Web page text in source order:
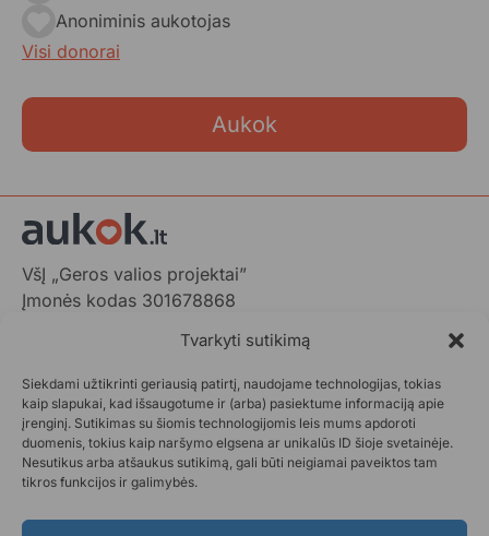
Tvarkyti sutikimą
Siekdami užtikrinti geriausią patirtį, naudojame technologijas, tokias
kaip slapukai, kad išsaugotume ir (arba) pasiektume informaciją apie
įrenginį. Sutikimas su šiomis technologijomis leis mums apdoroti
duomenis, tokius kaip naršymo elgsena ar unikalūs ID šioje svetainėje.
Nesutikus arba atšaukus sutikimą, gali būti neigiamai paveiktos tam
tikros funkcijos ir galimybės.
Anoniminis aukotojas
Visi donorai
Aukok
VšĮ „Geros valios projektai”
Įmonės kodas 301678868
LT-01103 Vilnius, Lietuva
+370 602 31001,info@aukok.lt
+370 698 24305 (verslo partnerystėms)
Kontaktai
Aukok.lt taisyklės